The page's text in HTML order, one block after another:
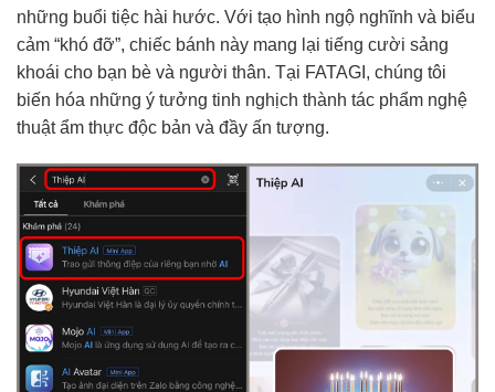
những buổi tiệc hài hước. Với tạo hình ngộ nghĩnh và biểu
cảm “khó đỡ”, chiếc bánh này mang lại tiếng cười sảng
khoái cho bạn bè và người thân. Tại FATAGI, chúng tôi
biến hóa những ý tưởng tinh nghịch thành tác phẩm nghệ
thuật ẩm thực độc bản và đầy ấn tượng.